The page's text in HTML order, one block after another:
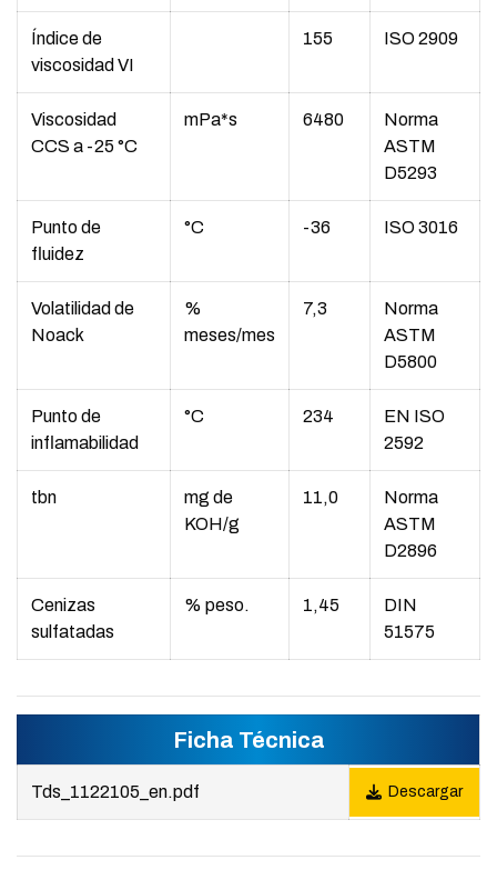
Índice de
viscosidad VI
155 ISO 2909
Viscosidad
CCS a -25 °C
mPa*s 6480
Norma
ASTM
D5293
Punto de
fluidez
°C -36 ISO 3016
Volatilidad de
Noack
%
meses/mes
7,3
Norma
ASTM
D5800
Punto de
inflamabilidad
°C 234
EN ISO
2592
tbn
mg de
KOH/g
11,0
Norma
ASTM
D2896
Cenizas
sulfatadas
% peso. 1,45
DIN
51575
Ficha Técnica
Tds_1122105_en.pdf Descargar